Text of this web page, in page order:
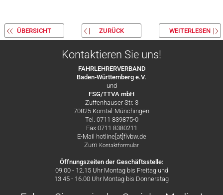
ÜBERSICHT ZURÜCK WEITERLESEN
Kontaktieren Sie uns!
FAHRLEHRERVERBAND
Baden-Württemberg e.V.
und
FSG/TTVA mbH
Zuffenhauser Str. 3
70825 Korntal-Münchingen
Tel. 0711 839875-0
Fax 0711 8380211
E-Mail hotline[at]flvbw.de
Zum Kontaktformular
Öffnungszeiten der Geschäftsstelle:
09.00 - 12.15 Uhr Montag bis Freitag und
13.45 - 16.00 Uhr Montag bis Donnerstag